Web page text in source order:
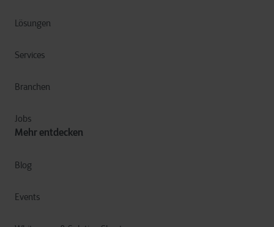
Lösungen
Services
Branchen
Jobs
Mehr entdecken
Blog
Events